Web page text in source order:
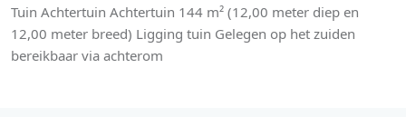
Tuin Achtertuin Achtertuin 144 m² (12,00 meter diep en
12,00 meter breed) Ligging tuin Gelegen op het zuiden
bereikbaar via achterom